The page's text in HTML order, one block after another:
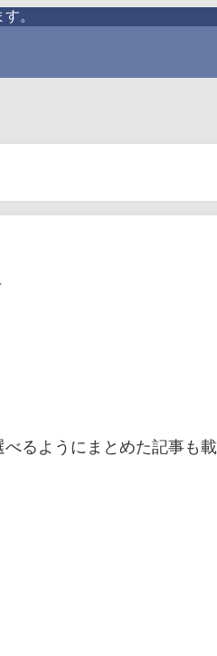
。
るようにまとめた記事も載